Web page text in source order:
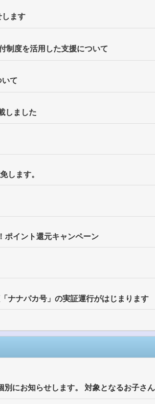
します
制度を活用した支援について
いて
しました
します。
イント還元キャンペーン
ナナパカ号」の実証運行がはじまります